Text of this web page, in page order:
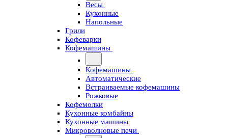
Весы
Кухонные
Напольные
Грили
Кофеварки
Кофемашины
Кофемашины
Автоматические
Встраиваемые кофемашины
Рожковые
Кофемолки
Кухонные комбайны
Кухонные машины
Микроволновые печи